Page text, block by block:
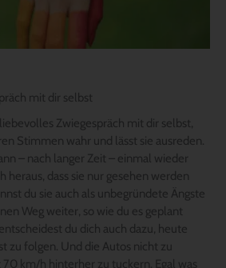
mit dir selbst
Zwiegespräch mit dir selbst,
Stimmen wahr und lässt sie ausreden.
– nach langer Zeit – einmal wieder
heraus, dass sie nur gesehen werden
du sie auch als unbegründete Ängste
Weg weiter, so wie du es geplant
du dich auch dazu, heute
zu folgen. Und die Autos nicht zu
km/h hinterher zu tuckern. Egal was